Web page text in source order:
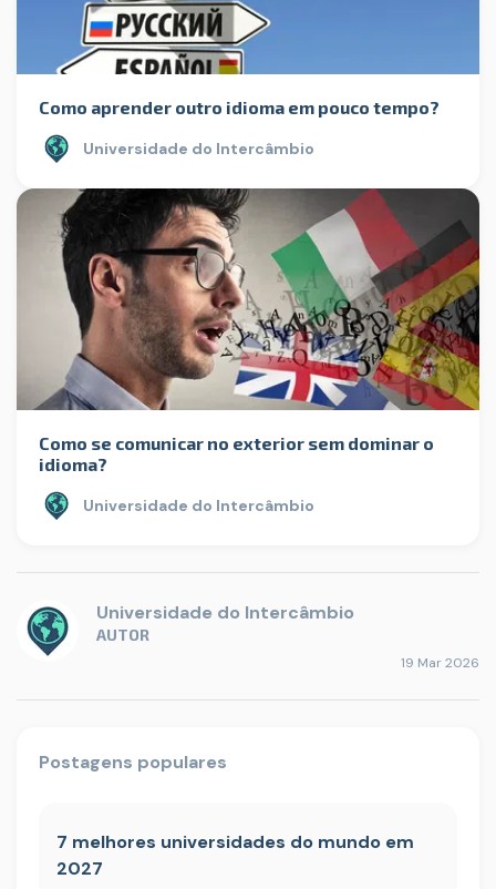
Como aprender outro idioma em pouco tempo?
Universidade do Intercâmbio
Como se comunicar no exterior sem dominar o
idioma?
Universidade do Intercâmbio
Universidade do Intercâmbio
AUTOR
19 Mar 2026
Postagens populares
7 melhores universidades do mundo em
2027